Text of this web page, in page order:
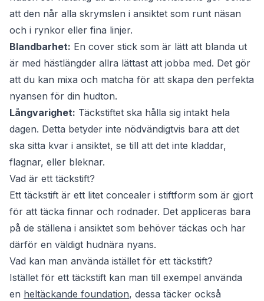
att den når alla skrymslen i ansiktet som runt näsan
och i rynkor eller fina linjer.
Blandbarhet: En cover stick som är lätt att blanda ut
är med hästlängder allra lättast att jobba med. Det gör
att du kan mixa och matcha för att skapa den perfekta
nyansen för din hudton.
Långvarighet: Täckstiftet ska hålla sig intakt hela
dagen. Detta betyder inte nödvändigtvis bara att det
ska sitta kvar i ansiktet, se till att det inte kladdar,
flagnar, eller bleknar.
Vad är ett täckstift?
Ett täckstift är ett litet concealer i stiftform som är gjort
för att täcka finnar och rodnader. Det appliceras bara
på de ställena i ansiktet som behöver täckas och har
därför en väldigt hudnära nyans.
Vad kan man använda istället för ett täckstift?
Istället för ett täckstift kan man till exempel använda
en heltäckande foundation, dessa täcker också